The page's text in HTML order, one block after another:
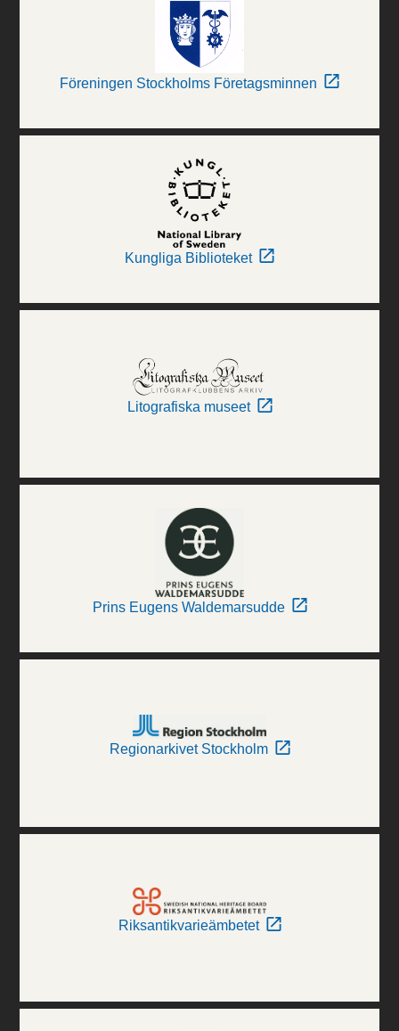
Föreningen Stockholms Företagsminnen
Kungliga Biblioteket
Litografiska museet
Prins Eugens Waldemarsudde
Regionarkivet Stockholm
Riksantikvarieämbetet